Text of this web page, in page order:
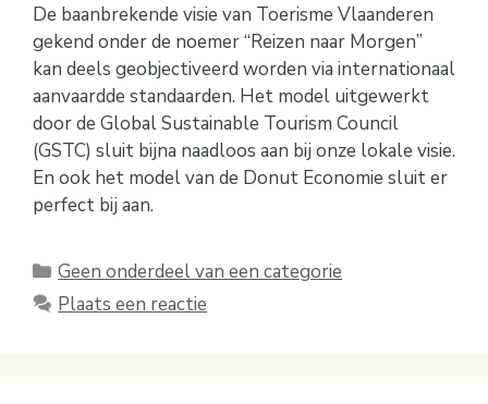
De baanbrekende visie van Toerisme Vlaanderen
gekend onder de noemer “Reizen naar Morgen”
kan deels geobjectiveerd worden via internationaal
aanvaardde standaarden. Het model uitgewerkt
door de Global Sustainable Tourism Council
(GSTC) sluit bijna naadloos aan bij onze lokale visie.
En ook het model van de Donut Economie sluit er
perfect bij aan.
Categorieën
Geen onderdeel van een categorie
Plaats een reactie